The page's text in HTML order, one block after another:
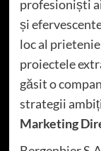
profesioniști
și
loc al
proiectele
găsit o
strategii
Marketing